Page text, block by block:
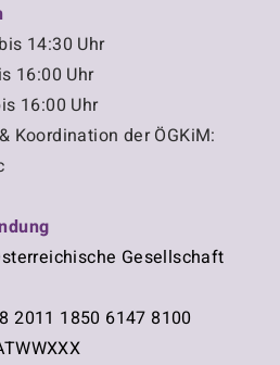
14:30 Uhr
16:00 Uhr
16:00 Uhr
Koordination der ÖGKiM:
Gesellschaft
2011 1850 6147 8100